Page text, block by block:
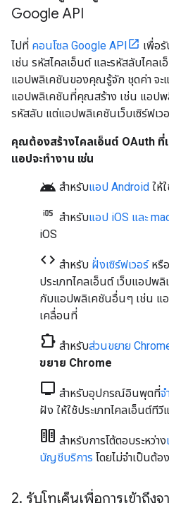
Google API
ไปที่ คอนโซล Google API
เพื่อ
เช่น รหัสไคลเอ็นต์ และรหัสลับไคล
แอปพลิเคชันของคุณรู้จัก ชุดค่า จะ
แอปพลิเคชันที่คุณสร้าง เช่น แอปพ
รหัสลับ แต่แอปพลิเคชันเว็บเซิร์ฟเว
คุณต้องสร้างไคลเอ็นต์ OAuth
แอปจะทำงาน เช่น
android สำหรับแอป Android ให้
สำหรับแอป iOS และ
iOS
code สำหรับ ฝั่งเซิร์ฟเวอร์หรือ
ประเภทไคลเอ็นต์ เว็บแอปพลิ
กับแอปพลิเคชันอื่นๆ เช่น
เคลื่อนที่
chrome_extension สำหรับส่วนขยาย
ขยาย Chrome
tv สำหรับอุปกรณ์อินพุตที่จ
ฝัง ให้ใช้ประเภทไคลเอ็นต์ทีวี
host สำหรับการโต้ตอบระหว่าง
บัญชีบริการ โดยไม่จำเป็นต้อ
2. รับโทเค็นเพื่อการเข้าถึง